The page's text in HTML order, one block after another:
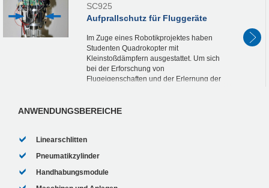
SC925
Aufprallschutz für Fluggeräte
Im Zuge eines Robotikprojektes haben
Studenten Quadrokopter mit
Kleinstoßdämpfern ausgestattet. Um sich
bei der Erforschung von
Flugeigenschaften und der Erlernung der
ANWENDUNGSBEREICHE
Linearschlitten
Pneumatikzylinder
Handhabungsmodule